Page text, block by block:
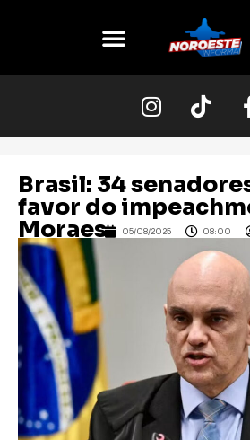
Brasil: 34
favor do
Moraes
05/08/2025 08:00